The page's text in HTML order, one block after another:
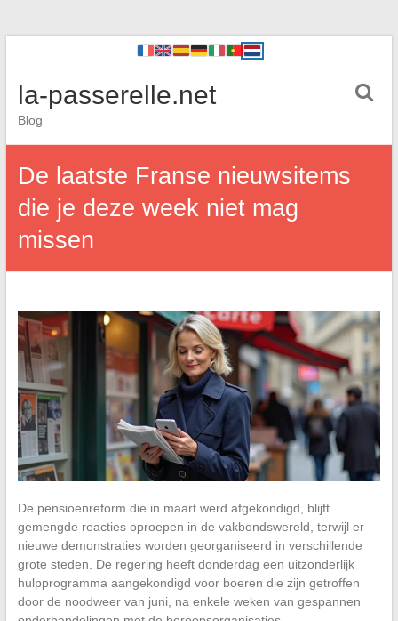
la-passerelle.net
Blog
De laatste Franse nieuwsitems
die je deze week niet mag
missen
De pensioenreform die in maart werd afgekondigd, blijft
gemengde reacties oproepen in de vakbondswereld, terwijl er
nieuwe demonstraties worden georganiseerd in verschillende
grote steden. De regering heeft donderdag een uitzonderlijk
hulpprogramma aangekondigd voor boeren die zijn getroffen
door de noodweer van juni, na enkele weken van gespannen